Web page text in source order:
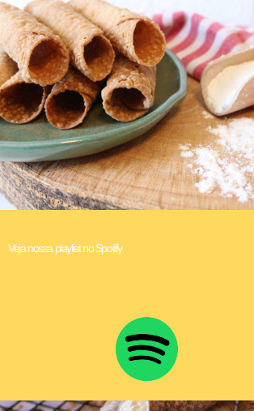
Veja nossa playlist no Spotify